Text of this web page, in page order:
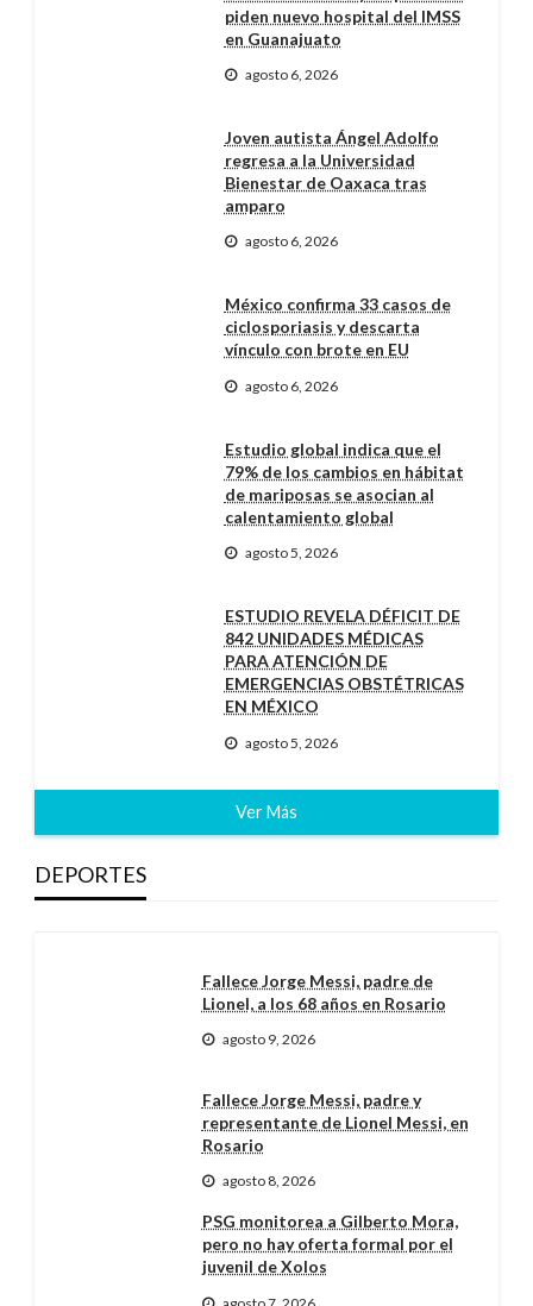
piden nuevo hospital del IMSS
en Guanajuato
agosto 6, 2026
Joven autista Ángel Adolfo
regresa a la Universidad
Bienestar de Oaxaca tras
amparo
agosto 6, 2026
México confirma 33 casos de
ciclosporiasis y descarta
vínculo con brote en EU
agosto 6, 2026
Estudio global indica que el
79% de los cambios en hábitat
de mariposas se asocian al
calentamiento global
agosto 5, 2026
ESTUDIO REVELA DÉFICIT DE
842 UNIDADES MÉDICAS
PARA ATENCIÓN DE
EMERGENCIAS OBSTÉTRICAS
EN MÉXICO
agosto 5, 2026
Ver Más
DEPORTES
Fallece Jorge Messi, padre de
Lionel, a los 68 años en Rosario
agosto 9, 2026
Fallece Jorge Messi, padre y
representante de Lionel Messi, en
Rosario
agosto 8, 2026
PSG monitorea a Gilberto Mora,
pero no hay oferta formal por el
juvenil de Xolos